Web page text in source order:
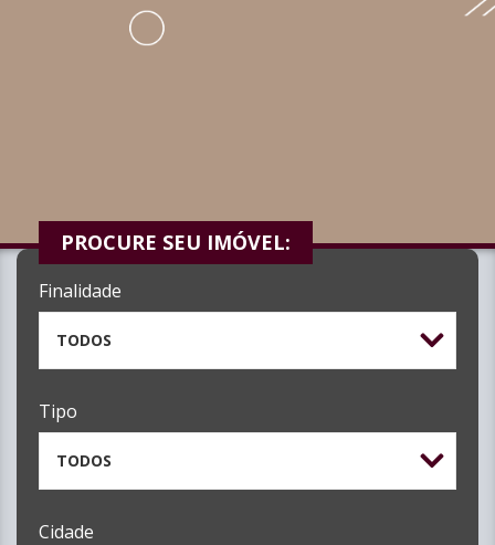
PROCURE SEU IMÓVEL:
Finalidade
TODOS
Tipo
TODOS
Cidade